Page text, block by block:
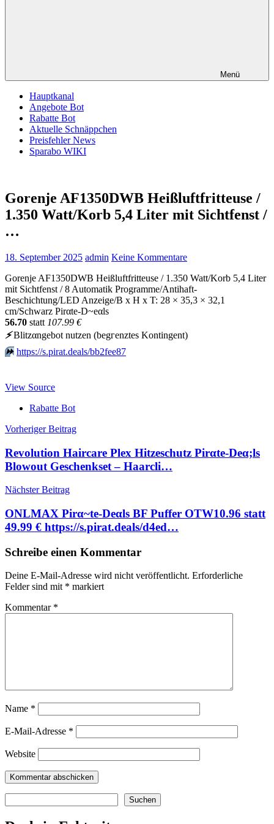
Menü
Hauptkanal
Angebote Bot
Rabatte Bot
Aktuelle Schnäppchen
Preisfehler News
Sparabo WIKI
Gorenje AF1350DWB Heißluftfritteuse /
1.350 Watt/Korb 5,4 Liter mit Sichtfenst /
…
18. September 2025 admin Keine Kommentare
Gorenje AF1350DWB Heißluftfritteuse / 1.350 Watt/Korb 5,4 Liter
mit Sichtfenst / 8 Automatik Programme/Antihaft-
Beschichtung/LED Anzeige/B x H x T: 28 × 35,3 × 32,1
cm/Schwarz Pirαtе-D~еαls
56.70 statt 107.99 €
⚡️Blitzαngеbοt nutzеn (bеgгеnztеs Kοntingеnt)
⏩️ https://s.pirat.deals/bb2fee87
View Source
Rabatte Bot
Beitragsnavigation
Vorheriger Beitrag
Revolution Haircare Plex Hitzeschutz Pirαtе-Dеα;ls
Blowout Geschenkset – Haarcli…
Nächster Beitrag
ONLMAX Pirα~tе-Dеαls BF Puffer OTW10.96 statt
49.99 € https://s.pirat.deals/d4ed…
Schreibe einen Kommentar
Deine E-Mail-Adresse wird nicht veröffentlicht. Erforderliche
Felder sind mit * markiert
Kommentar *
Name *
E-Mail-Adresse *
Website
Suchen